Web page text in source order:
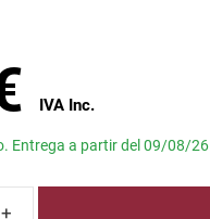
Entrega a partir del 09/08/26